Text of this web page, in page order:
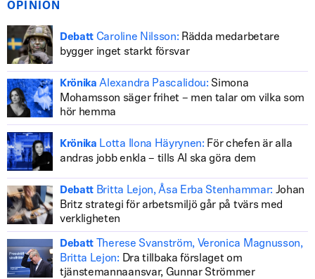
OPINION
Debatt Caroline Nilsson: Rädda medarbetare
bygger inget starkt försvar
Krönika Alexandra Pascalidou: Simona
Mohamsson säger frihet – men talar om vilka som
hör hemma
Krönika Lotta Ilona Häyrynen: För chefen är alla
andras jobb enkla – tills AI ska göra dem
Debatt Britta Lejon, Åsa Erba Stenhammar: Johan
Britz strategi för arbetsmiljö går på tvärs med
verkligheten
Debatt
Therese Svanström, Veronica Magnusson,
Britta Lejon: Dra tillbaka förslaget om
tjänstemannaansvar, Gunnar Strömmer